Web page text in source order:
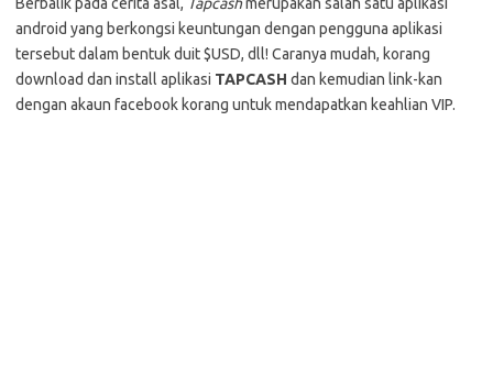
e
I
n
n
a
e
android yang berkongsi keuntungan dengan pengguna aplikasi
tersebut dalam bentuk duit $USD, dll! Caranya mudah, korang
download dan install aplikasi TAPCASH dan kemudian link-kan
dengan akaun facebook korang untuk mendapatkan keahlian VIP.